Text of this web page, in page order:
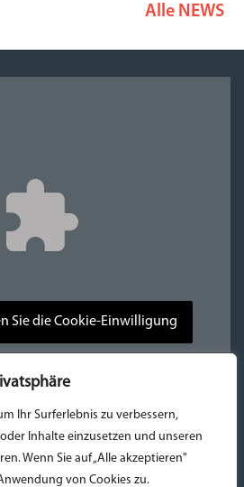
Ihr Surferlebnis zu verbessern,
Inhalte einzusetzen und unseren
Wenn Sie auf „Alle akzeptieren"
von Cookies zu.
Alle NEWS
Sie die Cookie-Einwilligung
Aktivitäten Bewertungen